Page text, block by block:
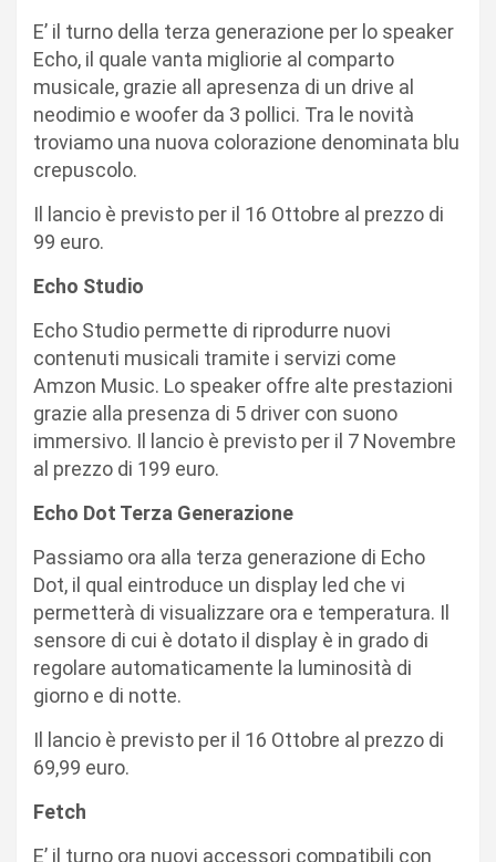
E’ il turno della terza generazione per lo speaker
Echo, il quale vanta migliorie al comparto
musicale, grazie all apresenza di un drive al
neodimio e woofer da 3 pollici. Tra le novità
troviamo una nuova colorazione denominata blu
crepuscolo.
Il lancio è previsto per il 16 Ottobre al prezzo di
99 euro.
Echo Studio
Echo Studio permette di riprodurre nuovi
contenuti musicali tramite i servizi come
Amzon Music. Lo speaker offre alte prestazioni
grazie alla presenza di 5 driver con suono
immersivo. Il lancio è previsto per il 7 Novembre
al prezzo di 199 euro.
Echo Dot Terza Generazione
Passiamo ora alla terza generazione di Echo
Dot, il qual eintroduce un display led che vi
permetterà di visualizzare ora e temperatura. Il
sensore di cui è dotato il display è in grado di
regolare automaticamente la luminosità di
giorno e di notte.
Il lancio è previsto per il 16 Ottobre al prezzo di
69,99 euro.
Fetch
E’ il turno ora nuovi accessori compatibili con